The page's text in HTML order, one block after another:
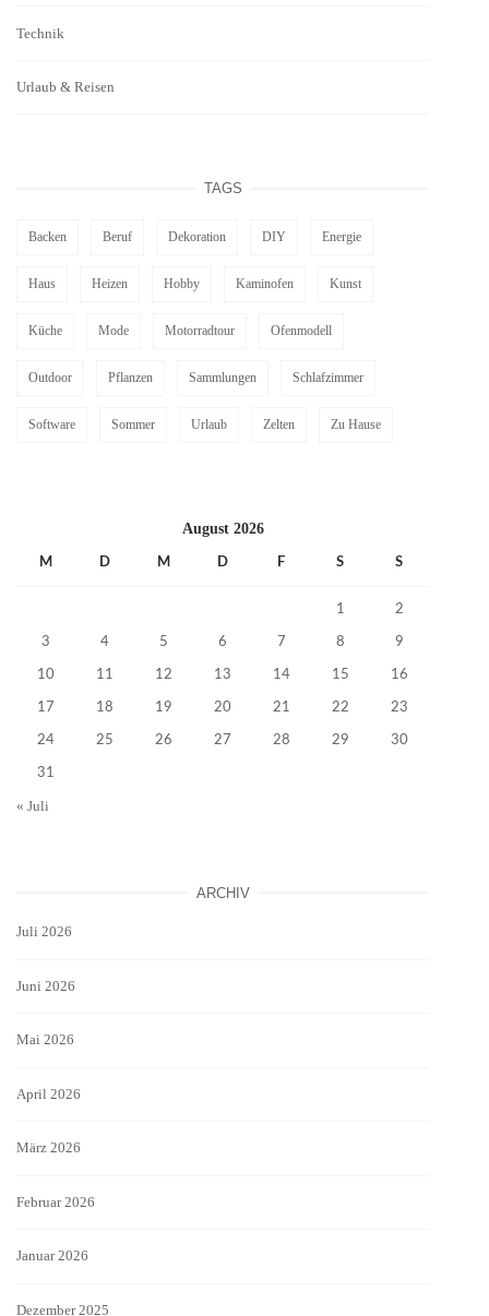
Technik
Urlaub & Reisen
TAGS
Backen Beruf Dekoration DIY Energie
Haus Heizen Hobby Kaminofen Kunst
Küche Mode Motorradtour Ofenmodell
Outdoor Pflanzen Sammlungen Schlafzimmer
Software Sommer Urlaub Zelten Zu Hause
August 2026
M D M D F S S
1 2
3 4 5 6 7 8 9
10 11 12 13 14 15 16
17 18 19 20 21 22 23
24 25 26 27 28 29 30
31
« Juli
ARCHIV
Juli 2026
Juni 2026
Mai 2026
April 2026
März 2026
Februar 2026
Januar 2026
Dezember 2025